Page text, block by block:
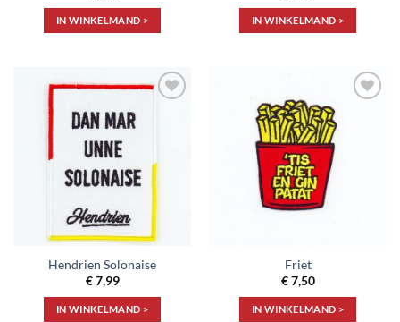
IN WINKELMAND > IN WINKELMAND >
Toevoegen
Hendrien Solonaise
€7,99
IN WINKELMAND >
Toevoegen
verlanglijst
Friet
€7,50
IN WINKELMAND >